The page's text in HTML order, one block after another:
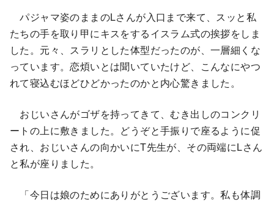
パジャマ姿のままのLさんが入口まで来て、スッと私
たちの手を取り甲にキスをするイスラム式の挨拶をしま
した。元々、スラリとした体型だったのが、一層細くな
っています。恋煩いとは聞いていたけど、こんなにやつ
れて寝込むほどひどかったのかと内心驚きました。
おじいさんがゴザを持ってきて、むき出しのコンクリ
ートの上に敷きました。どうぞと手振りで座るように促
され、おじいさんの向かいにT先生が、その両端にLさん
と私が座りました。
「今日は娘のためにありがとうございます。私も体調